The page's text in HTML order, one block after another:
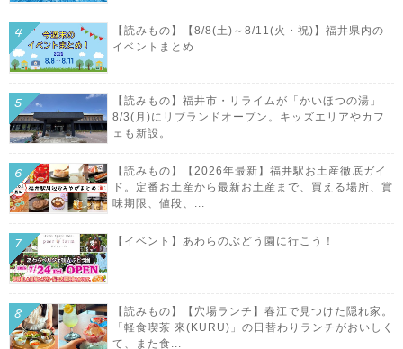
【読みもの】【8/8(土)～8/11(火・祝)】福井県内の
イベントまとめ
【読みもの】福井市・リライムが「かいほつの湯」
8/3(月)にリブランドオープン。キッズエリアやカフ
ェも新設。
【読みもの】【2026年最新】福井駅お土産徹底ガイ
ド。定番お土産から最新お土産まで、買える場所、賞
味期限、値段、...
【イベント】あわらのぶどう園に行こう！
【読みもの】【穴場ランチ】春江で見つけた隠れ家。
「軽食喫茶 來(KURU)」の日替わりランチがおいしく
て、また食...